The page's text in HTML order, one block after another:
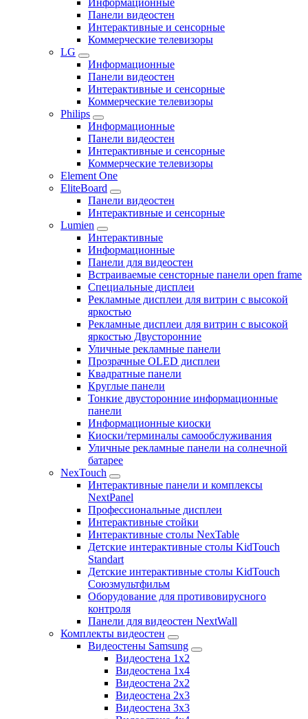
Панели видеостен
Интерактивные и сенсорные
Коммерческие телевизоры
LG
Информационные
Панели видеостен
Интерактивные и сенсорные
Коммерческие телевизоры
Philips
Информационные
Панели видеостен
Интерактивные и сенсорные
Коммерческие телевизоры
Element One
EliteBoard
Панели видеостен
Интерактивные и сенсорные
Lumien
Интерактивные
Информационные
Панели для видеостен
Встраиваемые сенсторные панели open frame
Специальные дисплеи
Рекламные дисплеи для витрин с высокой
яркостью
Рекламные дисплеи для витрин с высокой
яркостью Двусторонние
Уличные рекламные панели
Прозрачные OLED дисплеи
Квадратные панели
Круглые панели
Тонкие двусторонние информационные
панели
Информационные киоски
Киоски/терминалы самообслуживания
Уличные рекламные панели на солнечной
батарее
NexTouch
Интерактивные панели и комплексы
NextPanel
Профессиональные дисплеи
Интерактивные стойки
Интерактивные столы NexTable
Детские интерактивные столы KidTouch
Standart
Детские интерактивные столы KidTouch
Союзмультфильм
Оборудование для противовирусного
контроля
Панели для видеостен NextWall
Комплекты видеостен
Видеостены Samsung
Видеостена 1x2
Видеостена 1x4
Видеостена 2x2
Видеостена 2х3
Видеостена 3x3